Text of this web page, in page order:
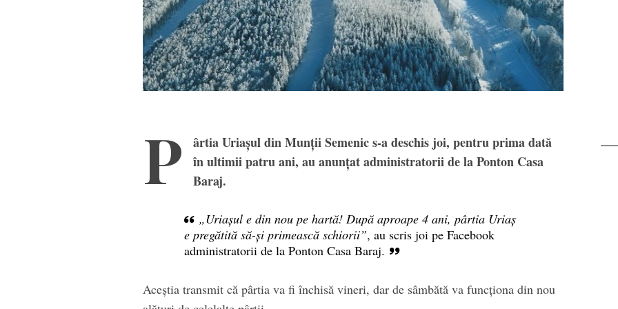
P
ârtia Uriașul din Munții Semenic s-a deschis joi, pentru prima dată
în ultimii patru ani, au anunțat administratorii de la Ponton Casa
Baraj.
„Uriașul e din nou pe hartă! După aproape 4 ani, pârtia Uriaș
e pregătită să-și primească schiorii”, au scris joi pe Facebook
administratorii de la Ponton Casa Baraj.
Aceștia transmit că pârtia va fi închisă vineri, dar de sâmbătă va funcționa din nou
Buscat